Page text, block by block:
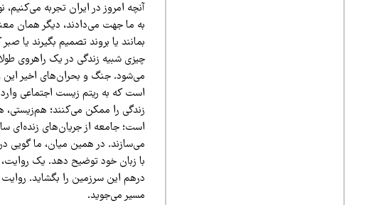
آنچه امروز در ایران تجربه
به ما جهت می‌دادند، دیگر همان
بمانند یا بروند تصمیم بگیرند یا
چیزی شبیه زندگی در یک راهروی
می‌شود. جنگ و بحران‌های اخیر
است که به ریتم زیست اجتماعی
زندگی را ممکن می‌کنند؛ هم‌زیستی،
است؛ جامعه از جریان‌های زنده‌ای
می‌سازند. در همین میان، ما گویی
با زبان خود توضیح دهد. یک
درهم این سرزمین را بگشاید.
مسیر می‌جوید.